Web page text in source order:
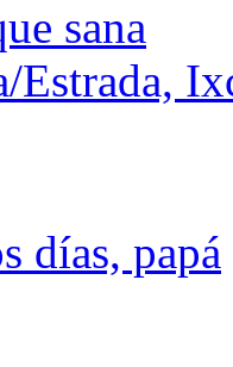
sana
Estrada,
días, papá